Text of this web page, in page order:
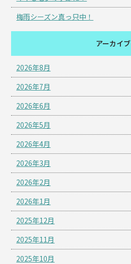
梅雨シーズン真っ只中！
アーカイブ
2026年8月
2026年7月
2026年6月
2026年5月
2026年4月
2026年3月
2026年2月
2026年1月
2025年12月
2025年11月
2025年10月